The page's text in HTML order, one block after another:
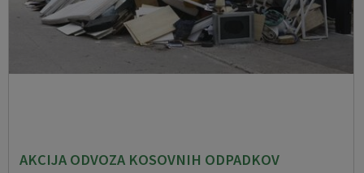
AKCIJA ODVOZA KOSOVNIH ODPADKOV